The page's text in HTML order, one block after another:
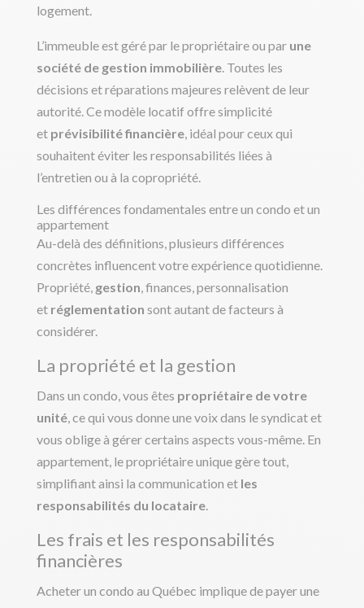
logement.
L’immeuble est géré par le propriétaire ou par une
société de gestion immobilière. Toutes les
décisions et réparations majeures relèvent de leur
autorité. Ce modèle locatif offre simplicité
et prévisibilité financière, idéal pour ceux qui
souhaitent éviter les responsabilités liées à
l’entretien ou à la copropriété.
Les différences fondamentales entre un condo et un
appartement
Au-delà des définitions, plusieurs différences
concrètes influencent votre expérience quotidienne.
Propriété, gestion, finances, personnalisation
et réglementation sont autant de facteurs à
considérer.
La propriété et la gestion
Dans un condo, vous êtes propriétaire de votre
unité, ce qui vous donne une voix dans le syndicat et
vous oblige à gérer certains aspects vous-même. En
appartement, le propriétaire unique gère tout,
simplifiant ainsi la communication etles
responsabilités du locataire.
Les frais et les responsabilités
financières
Acheter un condo au Québec implique de payer une